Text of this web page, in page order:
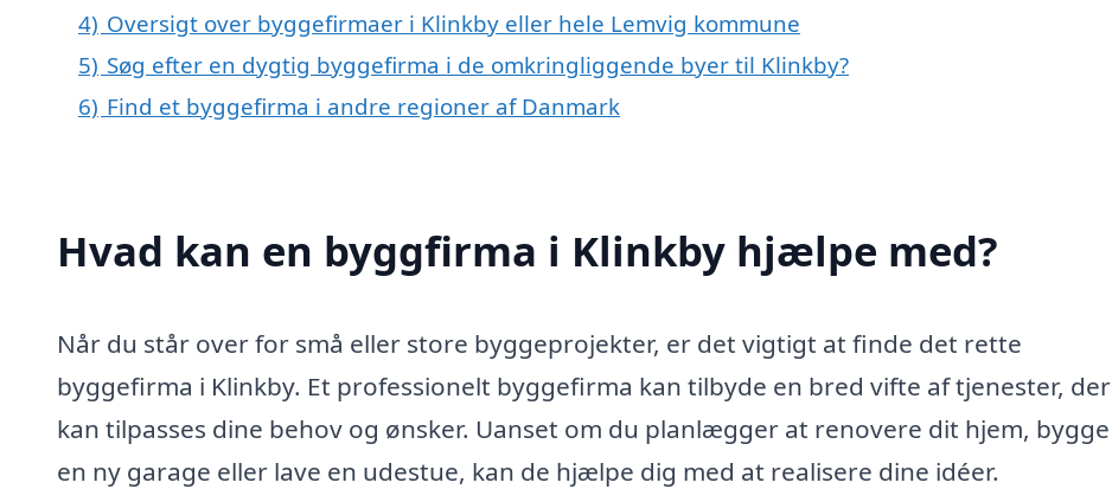
4) Oversigt over byggefirmaer i Klinkby eller hele Lemvig kommune
5) Søg efter en dygtig byggefirma i de omkringliggende byer til Klinkby?
6) Find et byggefirma i andre regioner af Danmark
Hvad kan en byggfirma i Klinkby hjælpe med?
Når du står over for små eller store byggeprojekter, er det vigtigt at finde det rette
byggefirma i Klinkby. Et professionelt byggefirma kan tilbyde en bred vifte af tjenester, der
kan tilpasses dine behov og ønsker. Uanset om du planlægger at renovere dit hjem, bygge
en ny garage eller lave en udestue, kan de hjælpe dig med at realisere dine idéer.